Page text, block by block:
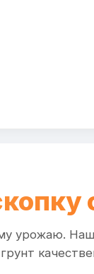
урожаю.